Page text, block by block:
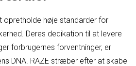
opretholde høje standarder for
Deres dedikation til at levere
forbrugernes forventninger, er
DNA. RAZE stræber efter at skabe